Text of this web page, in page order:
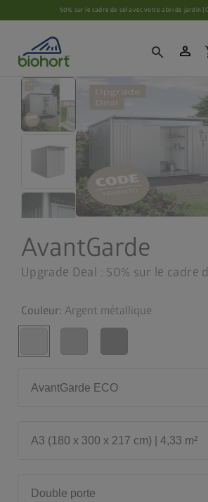
Paramètres des cookies50% sur le cadre de sol avec votre abri de jardin |
search person
AvantGarde
Upgrade Deal : 50% sur le cadre
Couleur: Argent métallique
AvantGarde ECO
A3 (180 x 300 x 217 cm) | 4,33 m²
Double porte